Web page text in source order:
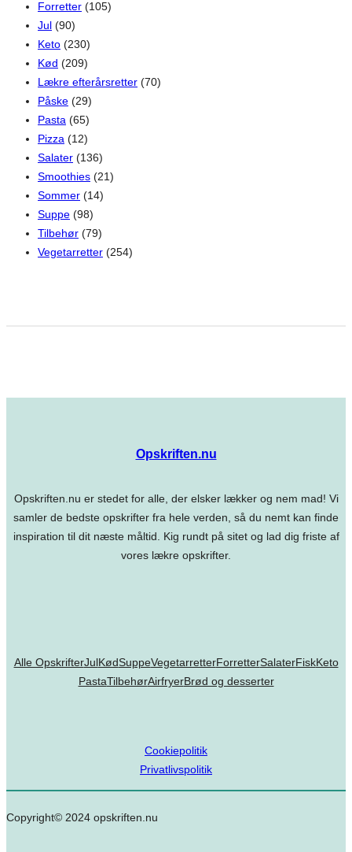
Forretter (105)
Jul (90)
Keto (230)
Kød (209)
Lækre efterårsretter (70)
Påske (29)
Pasta (65)
Pizza (12)
Salater (136)
Smoothies (21)
Sommer (14)
Suppe (98)
Tilbehør (79)
Vegetarretter (254)
Opskriften.nu
Opskriften.nu er stedet for alle, der elsker lækker og nem mad! Vi
samler de bedste opskrifter fra hele verden, så du nemt kan finde
inspiration til dit næste måltid. Kig rundt på sitet og lad dig friste af
vores lækre opskrifter.
Alle OpskrifterJulKødSuppeVegetarretterForretterSalaterFiskKeto
PastaTilbehørAirfryerBrød og desserter
Cookiepolitik
Privatlivspolitik
Copyright© 2024 opskriften.nu